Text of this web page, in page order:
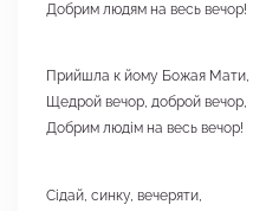
Добрим людям на весь вечор!
Прийшла к йому Божая Мати,
Щедрой вечор, доброй вечор,
Добрим людім на весь вечор!
Сідай, синку, вечеряти,